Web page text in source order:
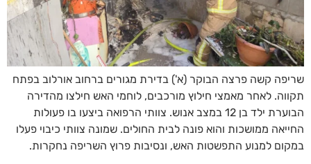
שריפה קשה פרצה הבוקר (א') בדירת מגורים ברחוב אורלוב בפתח
תקווה. לאחר מאמצי חילוץ מורכבים, לוחמי האש חילצו מהדירה
הבוערת ילד בן 12 במצב אנוש. צוותי הרפואה ביצעו בו פעולות
החייאה ממושכות והוא פונה לבית החולים. שמונה צוותי כיבוי פעלו
במקום למנוע התפשטות האש, ונסיבות פרוץ השריפה נחקרות.